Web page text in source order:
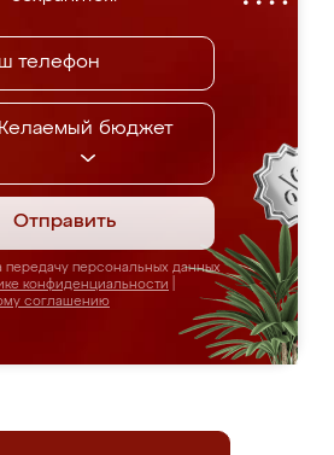
бюджет
Отправить
персональных данных
конфиденциальности
соглашению